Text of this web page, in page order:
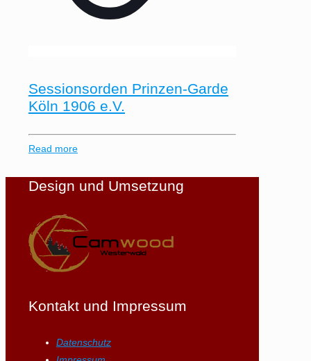
Sessionsorden Prinzen-Garde
Köln 1906 e.V.
Read more
Design und Umsetzung
Kontakt und Impressum
Datenschutz